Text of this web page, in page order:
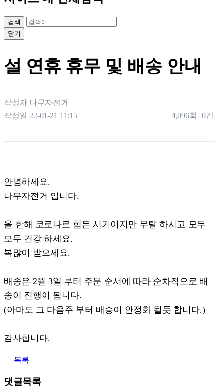
검색
닫기
설 연휴 휴무 및 배송 안내
작성자 나무자전거
작성일 22-01-21 11:15 4,096회 0건
안녕하세요.
나무자전거 입니다.
올 한해 코로나로 힘든 시기이지만 무탈 하시고 모두
모두 건강 하세요.
복많이 받으세요.
배송은 2월 3일 부터 주문 순서에 따라 순차적으로 배
송이 진행이 됩니다.
(아마도 그 다음주 부터 배송이 안정화 될듯 합니다.)
감사합니다.
목록
댓글목록